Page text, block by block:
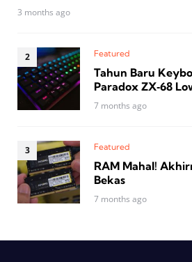
3 months ago
Featured
Tahun Baru
Paradox ZX‑68
7 months ago
Featured
RAM Mahal!
Bekas
7 months ago